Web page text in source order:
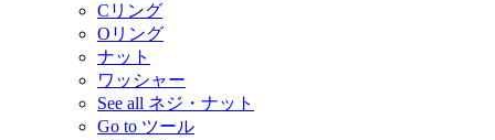
Cリング
Oリング
ナット
ワッシャー
See all ネジ・ナット
Go to ツール